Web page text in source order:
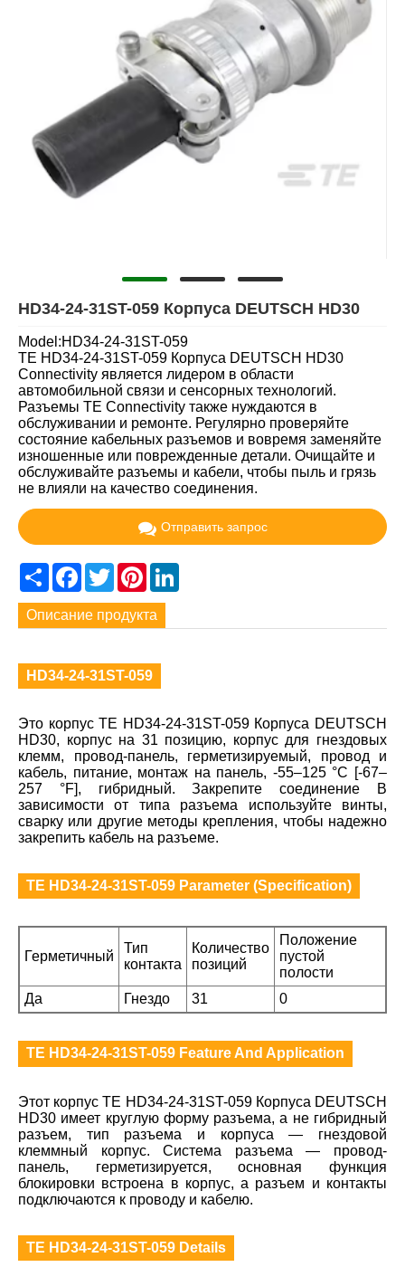
HD34-24-31ST-059 Корпуса DEUTSCH HD30
Model:HD34-24-31ST-059
TE HD34-24-31ST-059 Корпуса DEUTSCH HD30
Connectivity является лидером в области
автомобильной связи и сенсорных технологий.
Разъемы TE Connectivity также нуждаются в
обслуживании и ремонте. Регулярно проверяйте
состояние кабельных разъемов и вовремя заменяйте
изношенные или поврежденные детали. Очищайте и
обслуживайте разъемы и кабели, чтобы пыль и грязь
не влияли на качество соединения.
Отправить запрос
ShareFacebook
TwitterPinterest
Описание продукта
HD34-24-31ST-059
Это корпус TE HD34-24-31ST-059 Корпуса DEUTSCH
HD30, корпус на 31 позицию, корпус для гнездовых
клемм, провод-панель, герметизируемый, провод и
кабель, питание, монтаж на панель, -55–125 °C [-67–
257 °F], гибридный. Закрепите соединение В
зависимости от типа разъема используйте винты,
сварку или другие методы крепления, чтобы надежно
закрепить кабель на разъеме.
TE HD34-24-31ST-059 Parameter (Specification)
Герметичный
Тип
контакта
Количество
позиций
Положение
пустой
полости
Да
Гнездо 31 0
TE HD34-24-31ST-059 Feature And Application
Этот корпус TE HD34-24-31ST-059 Корпуса DEUTSCH
HD30 имеет круглую форму разъема, а не гибридный
разъем, тип разъема и корпуса — гнездовой
клеммный корпус. Система разъема — провод-
панель, герметизируется, основная функция
блокировки встроена в корпус, а разъем и контакты
подключаются к проводу и кабелю.
TE HD34-24-31ST-059 Details